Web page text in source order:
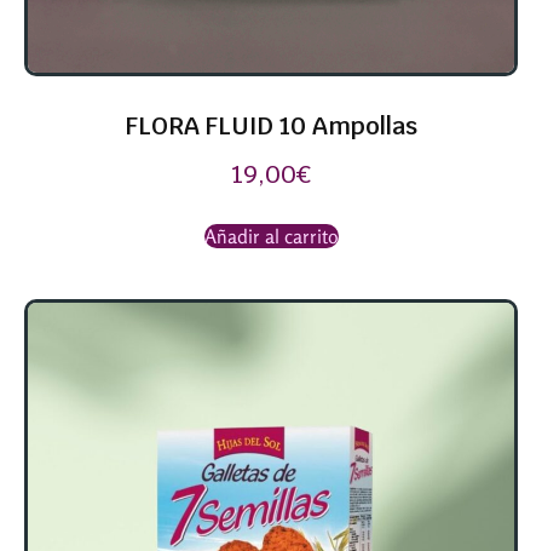
FLORA FLUID 10 Ampollas
19,00€
Añadir al carrito